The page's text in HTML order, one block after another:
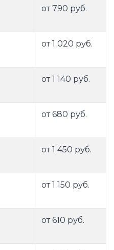
от 790 руб.
от 1 020 руб.
от 1 140 руб.
от 680 руб.
от 1 450 руб.
от 1 150 руб.
от 610 руб.